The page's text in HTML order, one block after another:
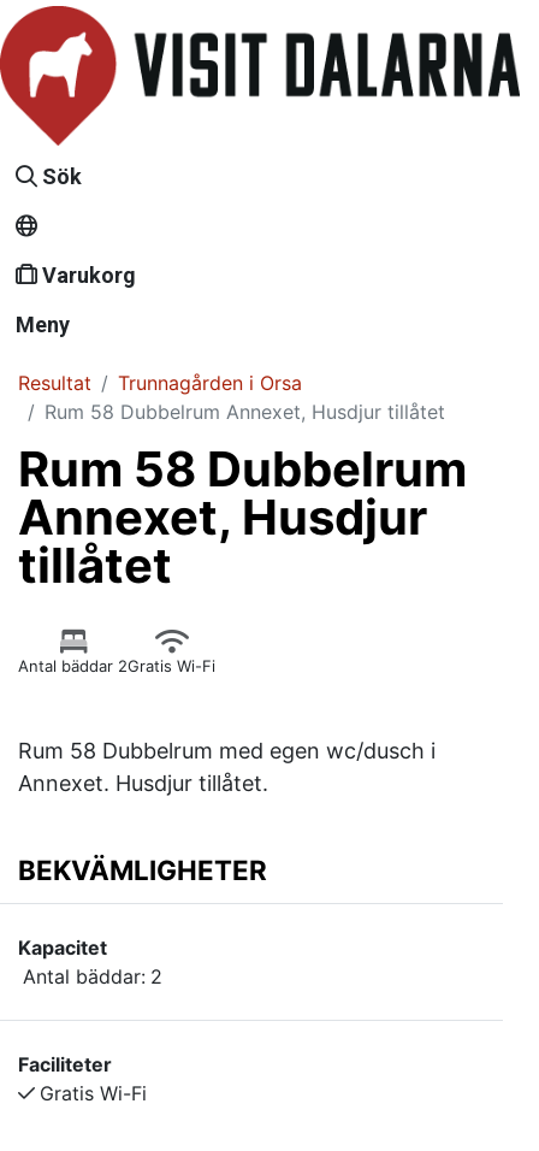
Sök
Varukorg
Meny
Resultat
Trunnagården i Orsa
Rum 58 Dubbelrum Annexet, Husdjur tillåtet
Rum 58 Dubbelrum
Annexet, Husdjur
tillåtet
Antal bäddar 2Gratis Wi-Fi
Rum 58 Dubbelrum med egen wc/dusch i
Annexet. Husdjur tillåtet.
BEKVÄMLIGHETER
Kapacitet
Antal bäddar: 2
Faciliteter
Gratis Wi-Fi